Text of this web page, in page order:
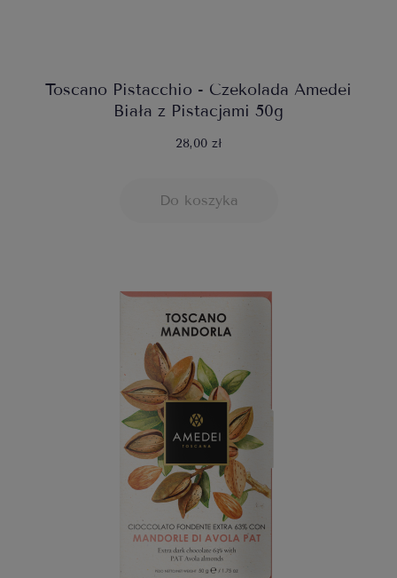
Toscano Pistacchio - Czekolada Amedei
Biała z Pistacjami 50g
28,00 zł
Do koszyka